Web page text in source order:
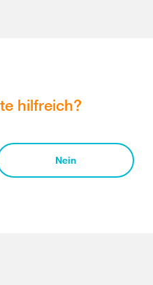
hilfreich?
Nein